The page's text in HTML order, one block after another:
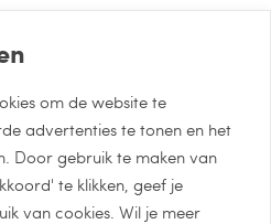
voor gasten is om open-
van alles wat op hun pad
is: "Geniet. Nu!" Want
per jaar op reis, dat zou
om de website te
advertenties te tonen en het
Door gebruik te maken van
te klikken, geef je
van cookies. Wil je meer